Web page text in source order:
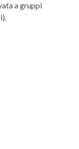
a gruppi